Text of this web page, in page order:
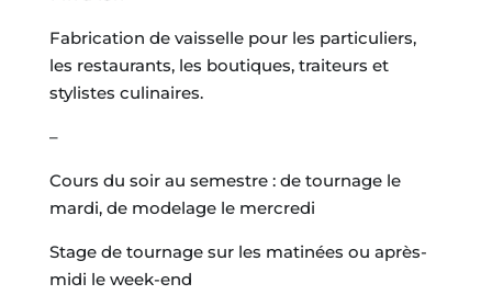
Fabrication de vaisselle pour les particuliers,
les restaurants, les boutiques, traiteurs et
stylistes culinaires.
–
Cours du soir au semestre : de tournage le
mardi, de modelage le mercredi
Stage de tournage sur les matinées ou après-
midi le week-end